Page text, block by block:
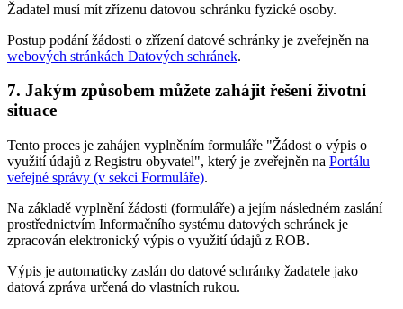
Žadatel musí mít zřízenu datovou schránku fyzické osoby.
Postup podání žádosti o zřízení datové schránky je zveřejněn na
webových stránkách Datových schránek.
7. Jakým způsobem můžete zahájit řešení životní
situace
Tento proces je zahájen vyplněním formuláře "Žádost o výpis o
využití údajů z Registru obyvatel", který je zveřejněn na Portálu
veřejné správy (v sekci Formuláře).
Na základě vyplnění žádosti (formuláře) a jejím následném zaslání
prostřednictvím Informačního systému datových schránek je
zpracován elektronický výpis o využití údajů z ROB.
Výpis je automaticky zaslán do datové schránky žadatele jako
datová zpráva určená do vlastních rukou.